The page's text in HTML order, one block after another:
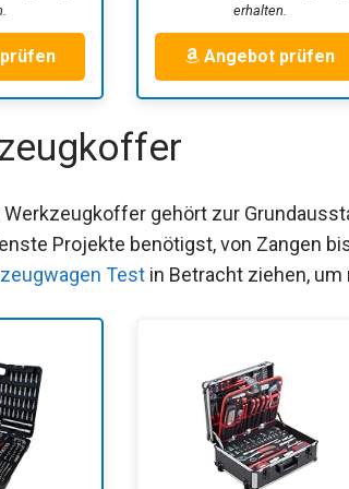
erhalten.
Angebot prüfen
gehört zur
Projekte benötigst, von Zangen
Test in Betracht ziehen,